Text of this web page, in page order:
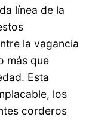
línea de la
la vagancia
más que
Esta
los
corderos